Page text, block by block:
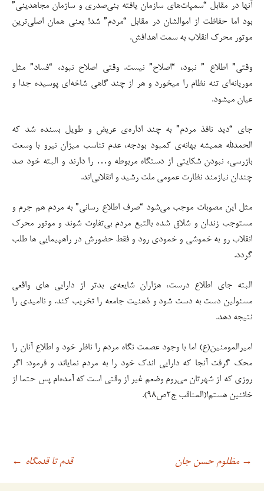
آنها در مقابل “سمپات‌های سازمان یافته بنی‌صدری و سازمان مجاهدینی”
بود اما حفاظت از اموالشان در مقابل “مردم” شد! یعنی همان اصلی‌ترین
موتور محرک انقلاب به سمت اهدافش.
وقتی” اطلاع ” نبود، “اصلاح” نیست. وقتی اصلاح نبود، “فساد” مثل
موریانه‌ای تنه نظام را میخورد و هر از چند گاهی شاخه‌ای پوسیده جدا و
عیان میشود.
جای “دید نافذ مردم” به چند اداره‌ی عریض و طویل بسنده شد که
الحمدلله همیشه بهانه‌ی کمبود بودجه، عدم تناسب میزان نیرو با وسعت
بازرسی، نبودن شکایتی از دستگاه مربوطه و… را دارند و البته خود صد
چندان نیازمند نظارت عمومی ملت رشید و انقلابی‌اند.
مثل این مصوبات موجب می‌شود “صرف اطلاع رسانی” به مردم هم جرم و
مستوجب زندان و شلاق شده بالتبع مردم بی‌تفاوت شوند و موتور محرک
انقلاب رو به خموشی و خمودی رود و فقط حضورش در راهپیمایی ها طلب
گردد.
البته جای اطلاع درست، هزاران شایعه‌ی بدتر از دارایی های واقعی
مسئولین دست به دست شود و ذهنیت جامعه را تخریب کند. و ناامیدی را
نتیجه دهد.
امیرالمومنین(ع) اما با وجود عصمت نگاه مردم را ناظر خود و اطلاع آنان را
محک گرفت آنجا که دارایی اندک خود را به مردم نمایاند و فرمود: اگر
روزی که از شهرتان می‌روم وضعم غیر از وقتی است که آمده‌ام پس حتما از
خائنین هستم!(المناقب ج۲ص۹۸).
ناوبری
→ مظلوم حسن جان قدم تا قدمگاه ←